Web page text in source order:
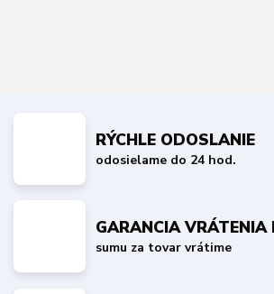
RÝCHLE ODOSLANIE
odosielame do 24 hod.
GARANCIA VRÁTENIA
sumu za tovar vrátime